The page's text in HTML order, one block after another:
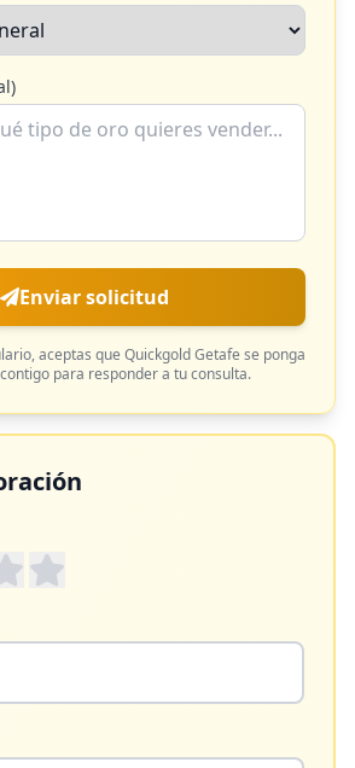
Enviar solicitud
aceptas que Quickgold Getafe se ponga
para responder a tu consulta.